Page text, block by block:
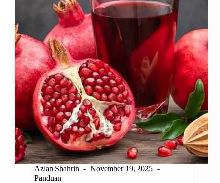
2026
Azlan Shahrin
November 19, 2025
Panduan